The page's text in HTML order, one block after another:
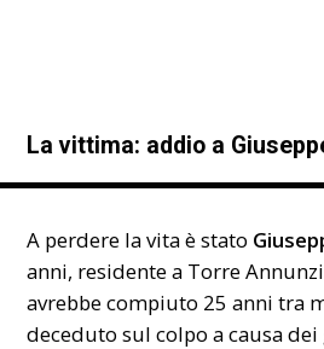
La vittima: addio a
A perdere la vita è stato
anni, residente a Torre
avrebbe compiuto 25 anni tra
deceduto sul colpo a causa